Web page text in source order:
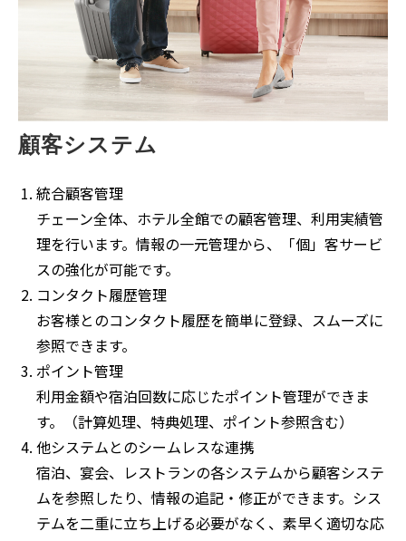
顧客システム
統合顧客管理
チェーン全体、ホテル全館での顧客管理、利用実績管
理を行います。情報の一元管理から、「個」客サービ
スの強化が可能です。
コンタクト履歴管理
お客様とのコンタクト履歴を簡単に登録、スムーズに
参照できます。
ポイント管理
利用金額や宿泊回数に応じたポイント管理ができま
す。（計算処理、特典処理、ポイント参照含む）
他システムとのシームレスな連携
宿泊、宴会、レストランの各システムから顧客システ
ムを参照したり、情報の追記・修正ができます。シス
テムを二重に立ち上げる必要がなく、素早く適切な応